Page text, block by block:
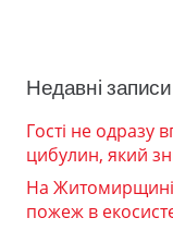
Недавні записи
Гості не одразу
цибулин, який
На Житомирщині
пожеж в